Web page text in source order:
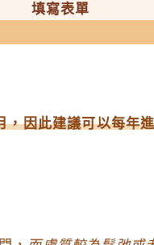
填寫表單
，因此建議可以每年